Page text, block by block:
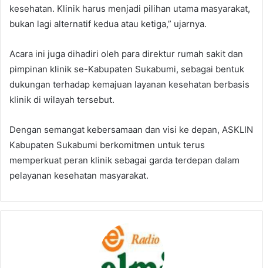
kesehatan. Klinik harus menjadi pilihan utama masyarakat,
bukan lagi alternatif kedua atau ketiga,” ujarnya.
Acara ini juga dihadiri oleh para direktur rumah sakit dan
pimpinan klinik se-Kabupaten Sukabumi, sebagai bentuk
dukungan terhadap kemajuan layanan kesehatan berbasis
klinik di wilayah tersebut.
Dengan semangat kebersamaan dan visi ke depan, ASKLIN
Kabupaten Sukabumi berkomitmen untuk terus
memperkuat peran klinik sebagai garda terdepan dalam
pelayanan kesehatan masyarakat.